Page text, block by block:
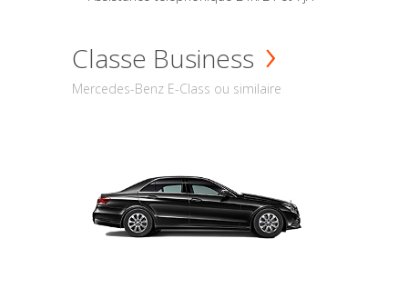
Classe Business
Mercedes-Benz E-Class ou similaire